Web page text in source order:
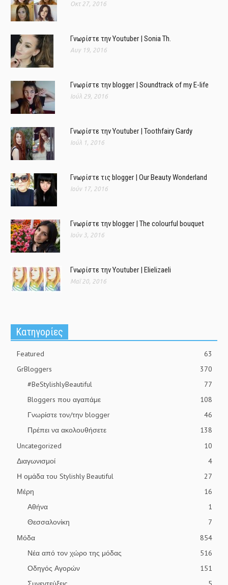
Οκτ 27, 2016
Γνωρίστε την Youtuber | Sonia Th.
Αυγ 19, 2016
Γνωρίστε την blogger | Soundtrack of my E-life
Ιούλ 29, 2016
Γνωρίστε την Youtuber | Toothfairy Gardy
Ιούλ 1, 2016
Γνωρίστε τις blogger | Our Beauty Wonderland
Ιούν 17, 2016
Γνωρίστε την blogger | The colourful bouquet
Ιούν 3, 2016
Γνωρίστε την Youtuber | Elielizaeli
Μαΐ 20, 2016
Kατηγορίες
Featured
63
GrBloggers
370
#BeStylishlyBeautiful
77
Bloggers που αγαπάμε
108
Γνωρίστε τον/την blogger
46
Πρέπει να ακολουθήσετε
138
Uncategorized
10
Διαγωνισμοί
4
Η ομάδα του Stylishly Beautiful
27
Μέρη
16
Αθήνα
1
Θεσσαλονίκη
7
Μόδα
854
Νέα από τον χώρο της μόδας
516
Οδηγός Αγορών
151